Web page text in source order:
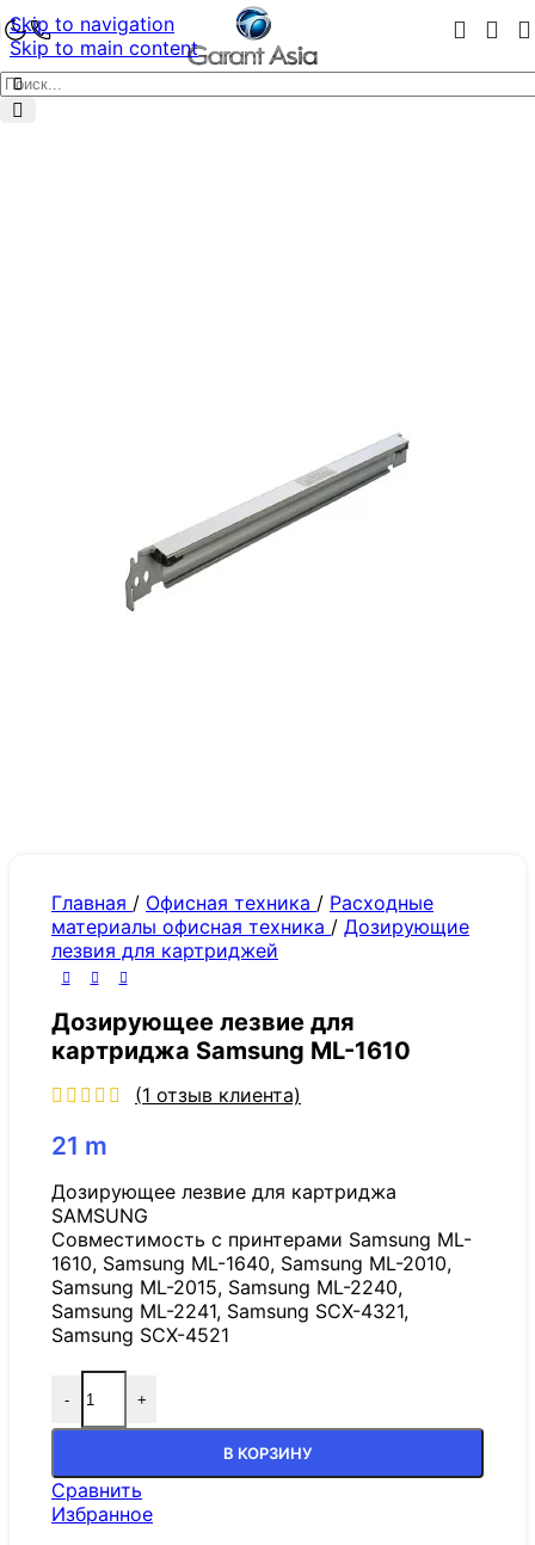
Skip to navigation
Skip to main content
Главная / Офисная техника / Расходные
материалы офисная техника / Дозирующие
лезвия для картриджей
Дозирующее лезвие для
картриджа Samsung ML-1610
(1 отзыв клиента)
21 m
Дозирующее лезвие для картриджа
SAMSUNG
Совместимость с принтерами Samsung ML-
1610, Samsung ML-1640, Samsung ML-2010,
Samsung ML-2015, Samsung ML-2240,
Samsung ML-2241, Samsung SCX-4321,
Samsung SCX-4521
- +
В КОРЗИНУ
Сравнить
Избранное